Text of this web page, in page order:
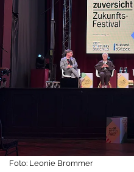
Foto: Leonie Brommer